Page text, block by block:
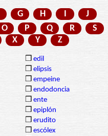
G H
J
O P Q R
S
X Y Z
❒ edil
❒ elipsis
❒ empeine
❒ endodoncia
❒ ente
❒ epiplón
❒ erudito
❒ escólex